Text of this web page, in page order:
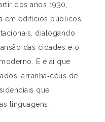
dos anos 1930,
em edifícios públicos,
dialogando
das cidades e o
E é aí que
arranha‑céus de
que
linguagens.